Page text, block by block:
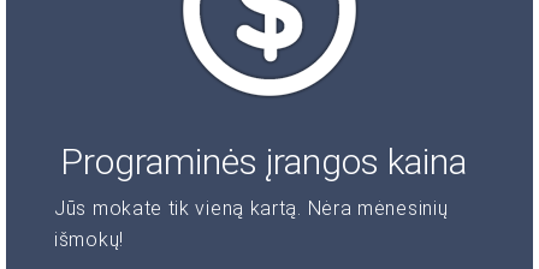
Programinės įrangos kaina
Jūs mokate tik vieną kartą. Nėra mėnesinių
išmokų!